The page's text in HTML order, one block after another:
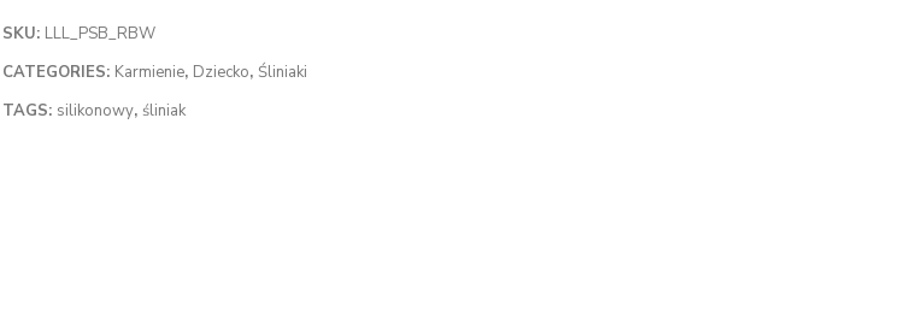
SKU: LLL_PSB_RBW
CATEGORIES: Karmienie, Dziecko, Śliniaki
TAGS: silikonowy, śliniak